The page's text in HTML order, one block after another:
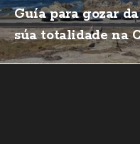
Guía para gozar
súa totalidade na